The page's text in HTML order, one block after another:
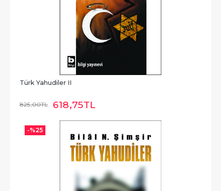
Türk Yahudiler II
825,00TL 618,75TL
-%25